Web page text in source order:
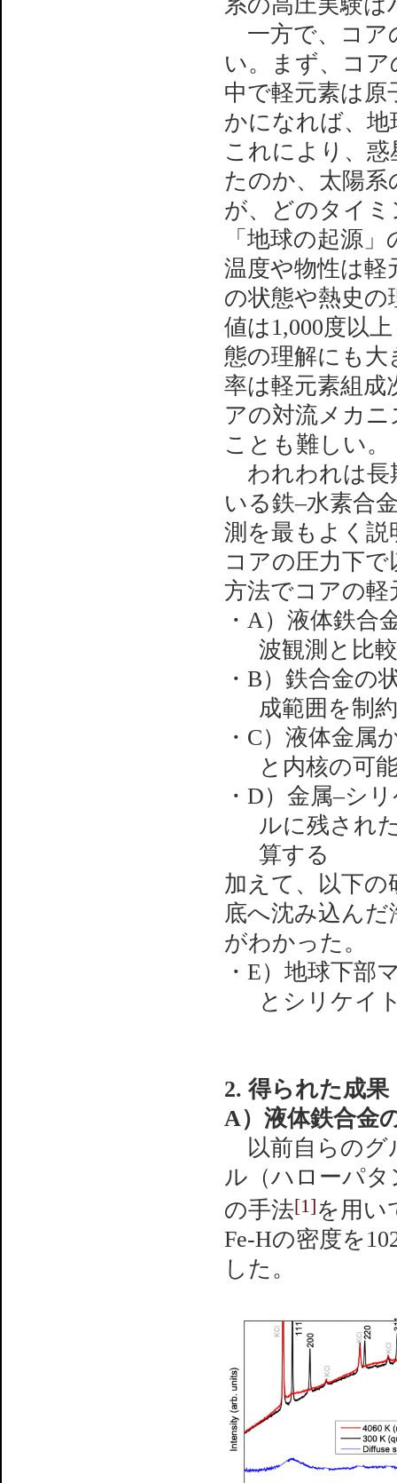
系の高圧実験
一方で、コア
い。まず、コ
中で軽元素は
かになれば、
これにより、
たのか、太陽
が、どのタイ
「地球の起源
温度や物性は軽
の状態や熱史の
値は1,000度以
態の理解にも大
率は軽元素組成
アの対流メカ
ことも難しい。
われわれは長
いる鉄–水素合
測を最もよく
コアの圧力下
方法でコアの軽
・A）液体鉄合
波観測と比
・B）鉄合金の
成範囲を制
・C）液体金属
と内核の可
・D）金属–シ
ルに残され
算する
加えて、以下
底へ沈み込ん
がわかった。
・E）地球下部
とシリケイ
2. 得られた成果
A）液体鉄合金
以前自らのグ
ル（ハローパ
の手法[1] を用い
Fe-Hの密度を
した。